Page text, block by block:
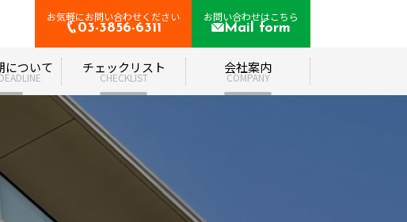
お気軽にお問い合わせください
03-3856-6311
お問い合わせはこちら
Mail form
について チェックリスト
CHECKLIST
会社案内
COMPANY